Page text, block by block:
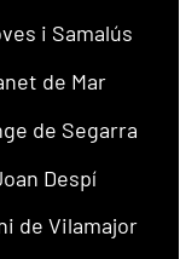
i Samalús
de Mar
de Segarra
Despí
de Vilamajor